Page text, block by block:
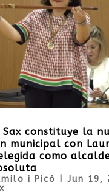
constituye la
municipal con
como
i Picó Jun 19,